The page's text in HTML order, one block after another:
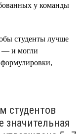
у команды
студенты лучше
— и могли
формулировки,
студентов
значительная